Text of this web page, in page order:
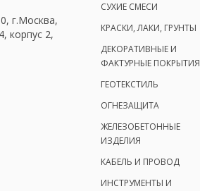
г.Москва,
корпус 2,
СУХИЕ СМЕСИ
КРАСКИ, ЛАКИ, ГРУНТЫ
ДЕКОРАТИВНЫЕ И
ФАКТУРНЫЕ ПОКРЫТИЯ
ГЕОТЕКСТИЛЬ
ОГНЕЗАЩИТА
ЖЕЛЕЗОБЕТОННЫЕ
ИЗДЕЛИЯ
КАБЕЛЬ И ПРОВОД
ИНСТРУМЕНТЫ И